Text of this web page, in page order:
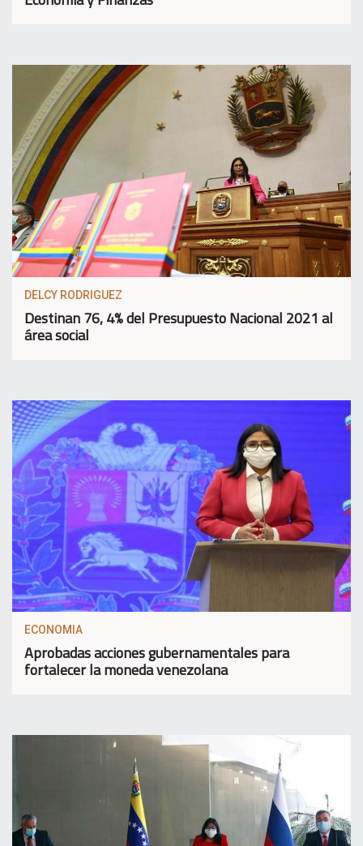
DELCY RODRIGUEZ
Destinan 76, 4% del Presupuesto Nacional 2021 al
área social
ECONOMIA
Aprobadas acciones gubernamentales para
fortalecer la moneda venezolana